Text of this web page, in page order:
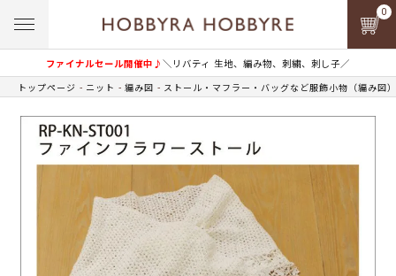
ファイナルセール開催中♪＼リバティ 生地、編み物、刺繍、刺し子／
0
トップページ ニット 編み図 ストール・マフラー・バッグなど服飾小物（編み図）